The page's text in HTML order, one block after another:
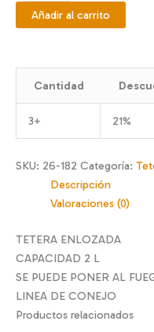
Conejo
2
cantidad
Añadir al carrito
Cantidad
3+ 21%
SKU: 26-182 Categoría:
Descripción
Valoraciones (0)
TETERA ENLOZADA
CAPACIDAD 2 L
SE PUEDE PONER AL
LINEA DE CONEJO
Productos relacionados